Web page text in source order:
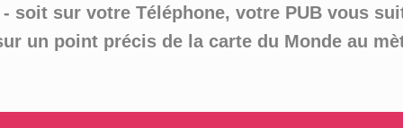
- soit sur votre Téléphone, votre PUB vous
un point précis de la carte du Monde au